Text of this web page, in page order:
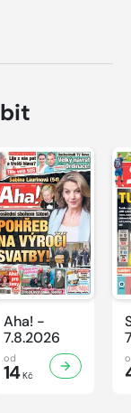
Aha! -
7.8.2026
od
14Kč